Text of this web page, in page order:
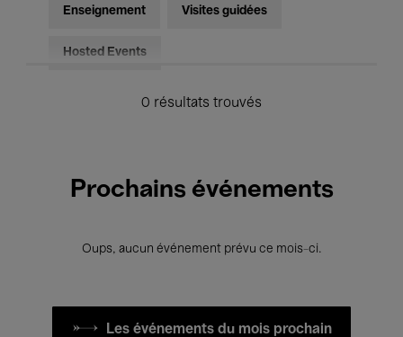
Enseignement Visites guidées
Hosted Events
0 résultats trouvés
Prochains événements
Oups, aucun événement prévu ce mois-ci.
Les événements du mois prochain